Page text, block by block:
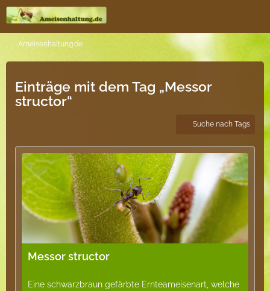
Ameisenhaltung.de
Einträge mit dem Tag „Messor
structor“
Suche nach Tags
Messor structor
Eine schwarzbraun gefärbte Ernteameisenart, welche